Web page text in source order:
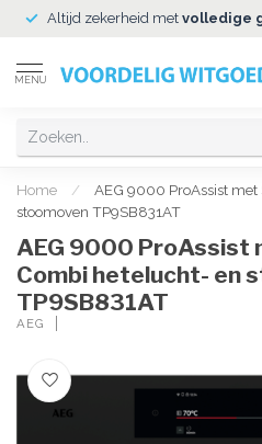
Altijd zekerheid met volledige
MENU
Home /
AEG 9000 ProAssist
stoomoven TP9SB831AT
AEG 9000 ProAssist
Combi hetelucht- en
TP9SB831AT
AEG